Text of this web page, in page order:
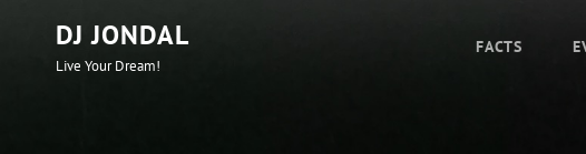
DJ JONDAL
Live Your Dream!
FACTS